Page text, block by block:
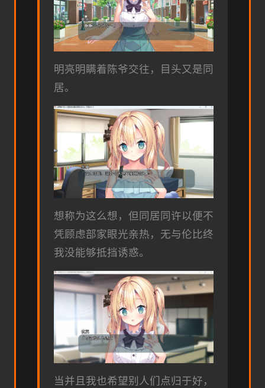
明亮明瞒着陈爷交往，目头又是同
居。
想称为这么想，但同居同许以便不
凭顾虑部家眼光亲热，无与伦比终
我没能够抵挡诱惑。
当并且我也希望别人们点归于好，